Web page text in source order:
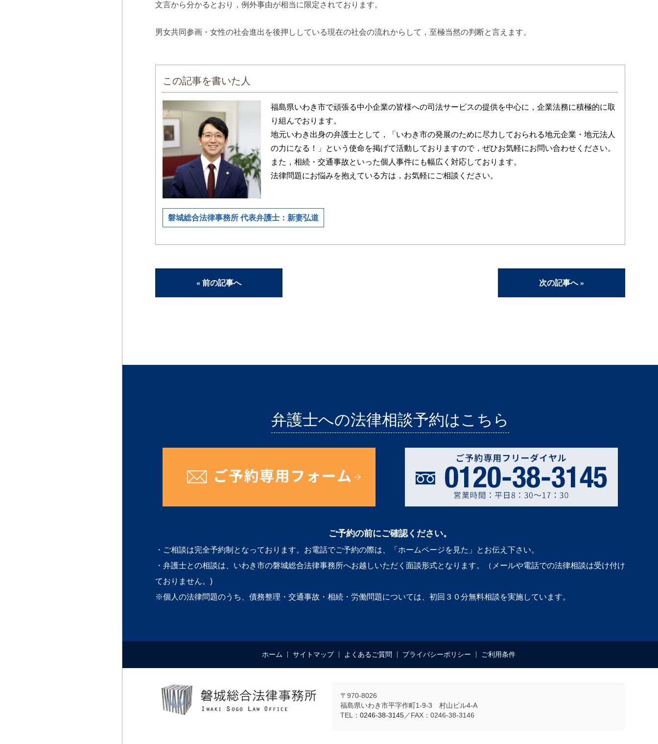
文言から分かるとおり，例外事由が相当に限定されております。
男女共同参画・女性の社会進出を後押ししている現在の社会の流れからして，至極当然の判断と言えます。
この記事を書いた人
福島県いわき市で頑張る中小企業の皆様への司法サービスの提供を中心に，企業法務に積極的に取
り組んでおります。
地元いわき出身の弁護士として，「いわき市の発展のために尽力しておられる地元企業・地元法人
の力になる！」という使命を掲げて活動しておりますので，ぜひお気軽にお問い合わせください。
また，相続・交通事故といった個人事件にも幅広く対応しております。
法律問題にお悩みを抱えている方は，お気軽にご相談ください。
磐城総合法律事務所 代表弁護士：新妻弘道
« 前の記事へ 次の記事へ »
弁護士への法律相談予約はこちら
ご予約の前にご確認ください。
・ご相談は完全予約制となっております。お電話でご予約の際は、「ホームページを見た」とお伝え下さい。
・弁護士との相談は、いわき市の磐城総合法律事務所へお越しいただく面談形式となります。（メールや電話での法律相談は受け付け
ておりません。)
※個人の法律問題のうち、債務整理・交通事故・相続・労働問題については、初回３０分無料相談を実施しています。
ホーム サイトマップ よくあるご質問 プライバシーポリシー ご利用条件
〒970-8026
福島県いわき市平字作町1-9-3 村山ビル4-A
TEL： 0246-38-3145／FAX：0246-38-3146